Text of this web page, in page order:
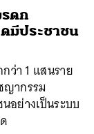
ดก
มีประชาชน
ว่า 1 แสนราย
ญากรรม
อย่างเป็นระบบ